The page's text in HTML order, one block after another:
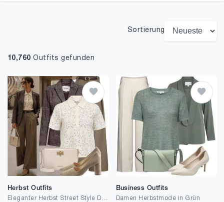
Sortierung
10,760 Outfits gefunden
Herbst Outfits
Business Outfits
Damen Herbstmode in Grün